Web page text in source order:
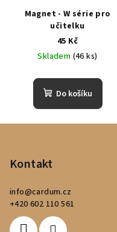
Magnet - W série pro
učitelku
45 Kč
Skladem (46 ks)
Do košíku
Z
Kontakt
info@cardum.cz
+420 602 110 561